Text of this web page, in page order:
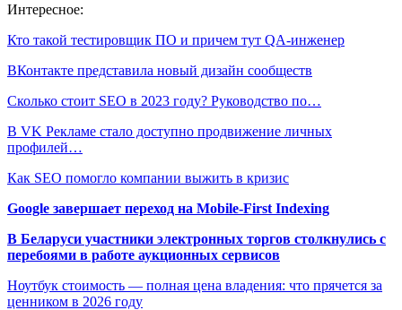
Интересное:
Кто такой тестировщик ПО и причем тут QA-инженер
ВКонтакте представила новый дизайн сообществ
Сколько стоит SEO в 2023 году? Руководство по…
В VK Рекламе стало доступно продвижение личных
профилей…
Как SEO помогло компании выжить в кризис
Google завершает переход на Mobile-First Indexing
В Беларуси участники электронных торгов столкнулись с
перебоями в работе аукционных сервисов
Ноутбук стоимость — полная цена владения: что прячется за
ценником в 2026 году